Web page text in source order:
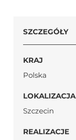
SZCZEGÓŁY
KRAJ
Polska
LOKALIZACJA
Szczecin
REALIZACJE